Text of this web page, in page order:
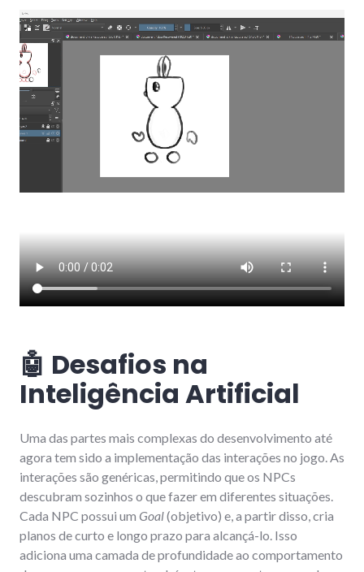
🤖 Desafios na
Inteligência Artificial
Uma das partes mais complexas do desenvolvimento até
agora tem sido a implementação das interações no jogo. As
interações são genéricas, permitindo que os NPCs
descubram sozinhos o que fazer em diferentes situações.
Cada NPC possui um Goal(objetivo) e, a partir disso, cria
planos de curto e longo prazo para alcançá-lo. Isso
adiciona uma camada de profundidade ao comportamento